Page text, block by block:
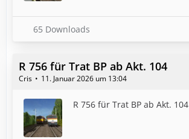
65 Downloads
R 756 für Trat BP ab Akt. 104
Cris 11. Januar 2026 um 13:04
R 756 für Trat BP ab Akt. 104